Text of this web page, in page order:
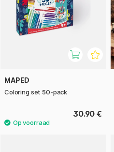
MAPED
Coloring set 50-pack
30.90 €